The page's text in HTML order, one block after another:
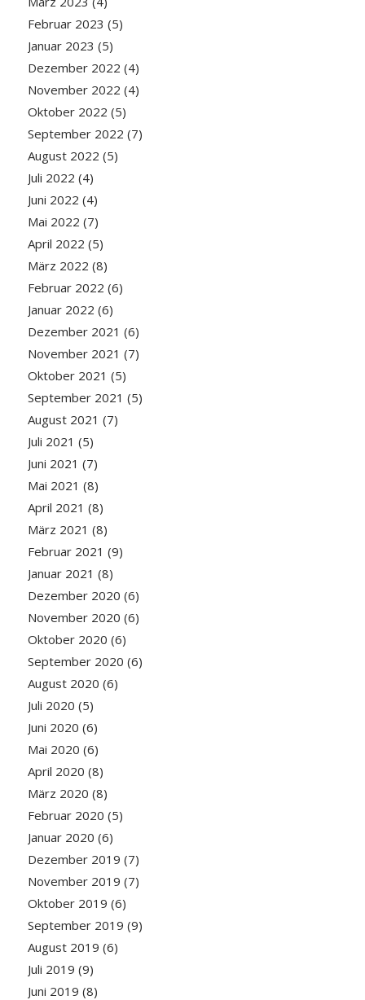
Februar 2023 (5)
Januar 2023 (5)
Dezember 2022 (4)
November 2022 (4)
Oktober 2022 (5)
September 2022 (7)
August 2022 (5)
Juli 2022 (4)
Juni 2022 (4)
Mai 2022 (7)
April 2022 (5)
März 2022 (8)
Februar 2022 (6)
Januar 2022 (6)
Dezember 2021 (6)
November 2021 (7)
Oktober 2021 (5)
September 2021 (5)
August 2021 (7)
Juli 2021 (5)
Juni 2021 (7)
Mai 2021 (8)
April 2021 (8)
März 2021 (8)
Februar 2021 (9)
Januar 2021 (8)
Dezember 2020 (6)
November 2020 (6)
Oktober 2020 (6)
September 2020 (6)
August 2020 (6)
Juli 2020 (5)
Juni 2020 (6)
Mai 2020 (6)
April 2020 (8)
März 2020 (8)
Februar 2020 (5)
Januar 2020 (6)
Dezember 2019 (7)
November 2019 (7)
Oktober 2019 (6)
September 2019 (9)
August 2019 (6)
Juli 2019 (9)
Juni 2019 (8)